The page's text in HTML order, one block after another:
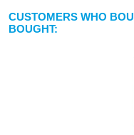
CUSTOMERS WHO
BOUGHT: